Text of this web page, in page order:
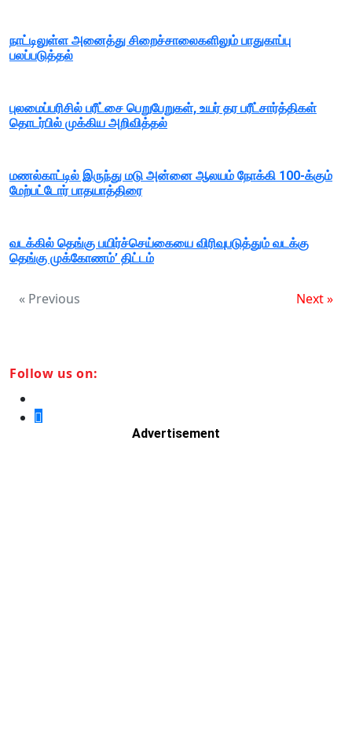
நாட்டிலுள்ள அனைத்து சிறைச்சாலைகளிலும் பாதுகாப்பு
பலப்படுத்தல்
புலமைப்பரிசில் பரீட்சை பெறுபேறுகள், உயர் தர பரீட்சார்த்திகள்
தொடர்பில் முக்கிய அறிவித்தல்
மணல்காட்டில் இருந்து மடு அன்னை ஆலயம் நோக்கி 100-க்கும்
மேற்பட்டோர் பாதயாத்திரை
வடக்கில் தெங்கு பயிர்ச்செய்கையை விரிவுபடுத்தும் வடக்கு
தெங்கு முக்கோணம்’ திட்டம்
« Previous Next »
Follow us on:
Advertisement